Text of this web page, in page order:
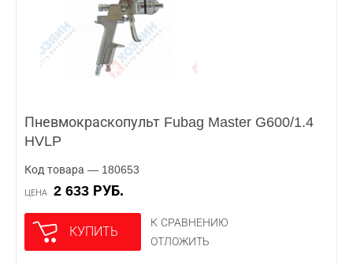
Пневмокраскопульт Fubag Master G600/1.4
HVLP
Код товара — 180653
ЦЕНА 2 633 РУБ.
КУПИТЬ
К СРАВНЕНИЮ
ОТЛОЖИТЬ